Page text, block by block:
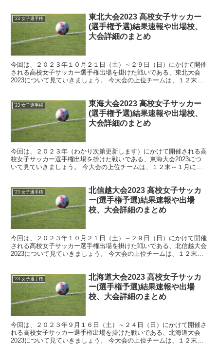
'23 女子選手権
東北大会2023 高校女子サッカー
(選手権予選)結果速報や出場校、
大会詳細のまとめ
今回は、２０２３年１０月２１日（土）～２９日（日）にかけて開催
される高校女子サッカー選手権出場を掛けた戦いである、東北大会
2023について見ていきましょう。 今大会の上位チームは、１２末～
'23 女子選手権
東海大会2023 高校女子サッカー
(選手権予選)結果速報や出場校、
大会詳細のまとめ
今回は、２０２３年（わかり次第更新します）にかけて開催される高
校女子サッカー選手権出場を掛けた戦いである、東海大会2023につ
いて見ていきましょう。 今大会の上位チームは、１２末～１月に開
'23 女子選手権
北信越大会2023 高校女子サッカ
ー(選手権予選)結果速報や出場
校、大会詳細のまとめ
今回は、２０２３年１０月２１日（土）～２９日（日）にかけて開催
される高校女子サッカー選手権出場を掛けた戦いである、北信越大会
2023について見ていきましょう。 今大会の上位チームは、１２末～
'23 女子選手権
北海道大会2023 高校女子サッカ
ー(選手権予選)結果速報や出場
校、大会詳細のまとめ
今回は、２０２３年９月１６日（土）～２４日（日）にかけて開催さ
れる高校女子サッカー選手権出場を掛けた戦いである、北海道大会
2023について見ていきましょう。 今大会の上位チームは、１２末～